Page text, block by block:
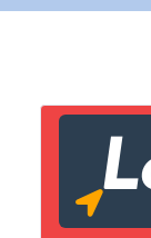
Lien vers
Copier